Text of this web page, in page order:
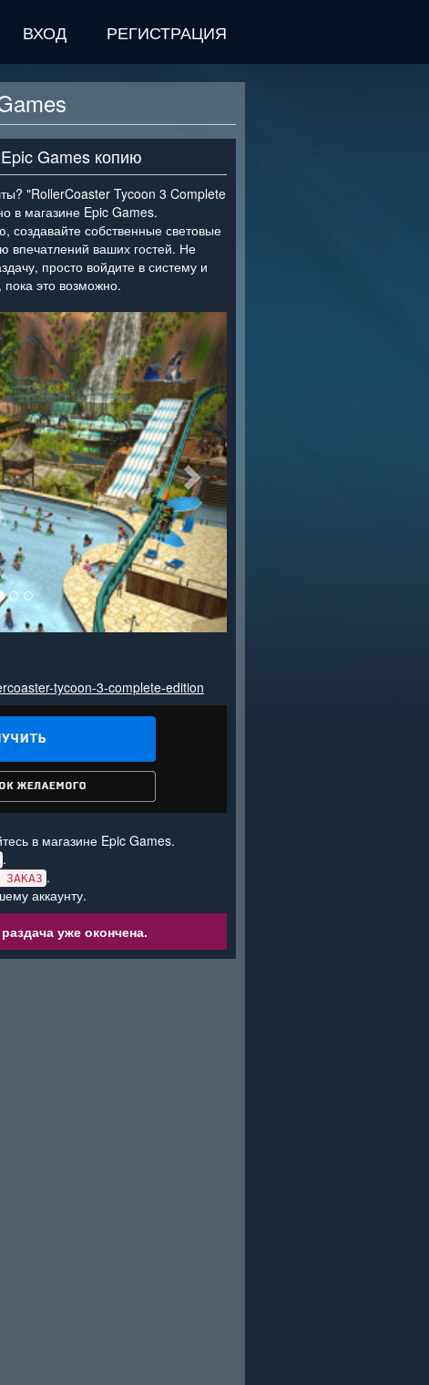
ВХОД РЕГИСТРАЦИЯ
Games копию
"RollerCoaster Tycoon 3 Complete
в магазине Epic Games.
создавайте собственные световые
впечатлений ваших гостей. Не
просто войдите в систему и
пока это возможно.
>
tycoon-3-complete-edition
в магазине Epic Games.
.
ЗАКАЗ .
аккаунту.
уже окончена.